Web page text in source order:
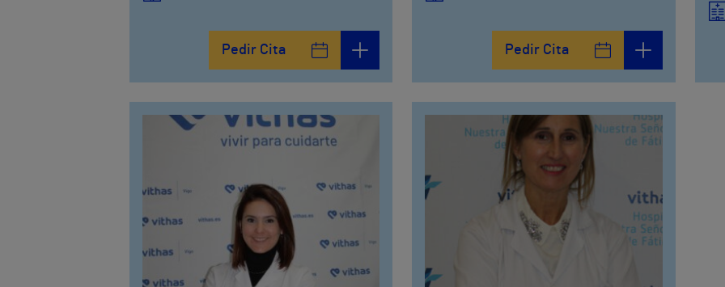
Pedir Cita Pedir Cita